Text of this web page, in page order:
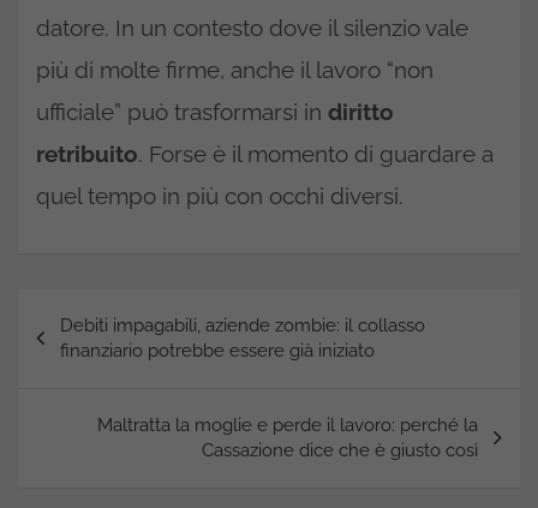
datore. In un contesto dove il silenzio vale
più di molte firme, anche il lavoro “non
ufficiale” può trasformarsi in diritto
retribuito. Forse è il momento di guardare a
quel tempo in più con occhi diversi.
articoli
Debiti impagabili, aziende zombie: il collasso
finanziario potrebbe essere già iniziato
Maltratta la moglie e perde il lavoro: perché la
Cassazione dice che è giusto così